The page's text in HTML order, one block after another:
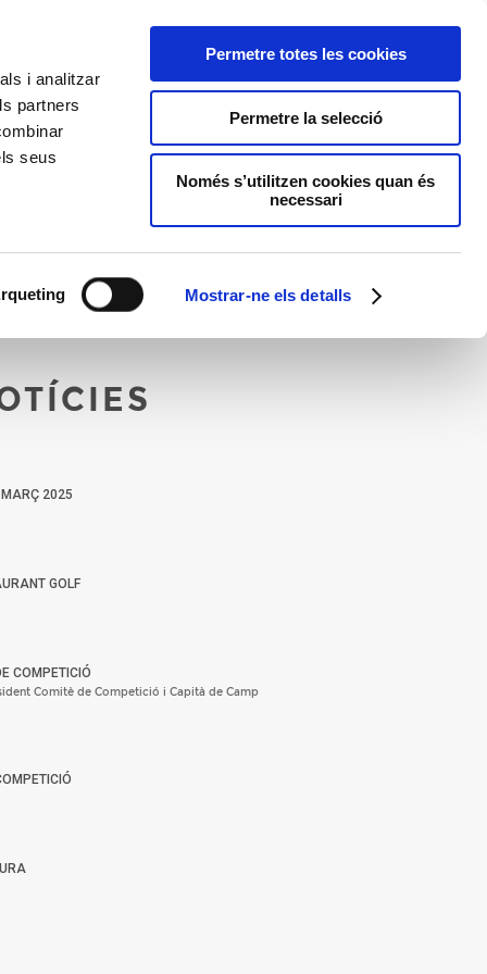
i analitzar
partners
seus
Mostrar-ne els detalls
Permetre totes les cookies
Permetre la selecció
Només s’utilitzen cookies quan és
necessari
RESERVA ON-LINE
ENTORN
2025
GOLF
COMPETICIÓ
Comitè de Competició i Capità de Camp